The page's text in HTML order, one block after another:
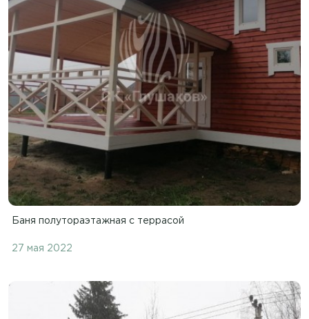
Баня полутораэтажная с террасой
27 мая 2022